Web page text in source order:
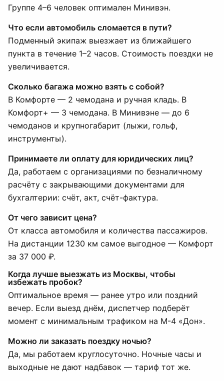
Группе 4–6 человек оптимален Минивэн.
Что если автомобиль сломается в пути?
Подменный экипаж выезжает из ближайшего
пункта в течение 1–2 часов. Стоимость поездки не
увеличивается.
Сколько багажа можно взять с собой?
В Комфорте — 2 чемодана и ручная кладь. В
Комфорт+ — 3 чемодана. В Минивэне — до 6
чемоданов и крупногабарит (лыжи, гольф,
инструменты).
Принимаете ли оплату для юридических лиц?
Да, работаем с организациями по безналичному
расчёту с закрывающими документами для
бухгалтерии: счёт, акт, счёт-фактура.
От чего зависит цена?
От класса автомобиля и количества пассажиров.
На дистанции 1230 км самое выгодное — Комфорт
за 37 000 ₽.
Когда лучше выезжать из Москвы, чтобы
избежать пробок?
Оптимальное время — ранее утро или поздний
вечер. Если выезд днём, диспетчер подберёт
момент с минимальным трафиком на М-4 «Дон».
Можно ли заказать поездку ночью?
Да, мы работаем круглосуточно. Ночные часы и
выходные не дают надбавок — тариф тот же.